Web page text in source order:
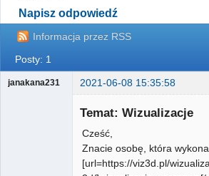
Napisz odpowiedź
Informacja przez RSS
Posty: 1
janakana231 2021-06-08 15:35:58
Temat: Wizualizacje
Cześć,
Znacie osobę, która
[url=https://viz3d.pl/